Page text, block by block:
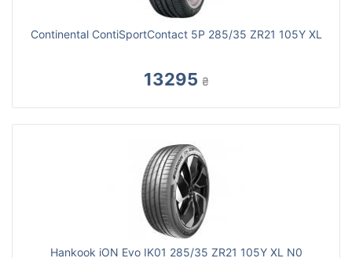
Continental ContiSportContact 5P 285/35 ZR21 105Y XL
13295 ₴
Hankook iON Evo IK01 285/35 ZR21 105Y XL N0